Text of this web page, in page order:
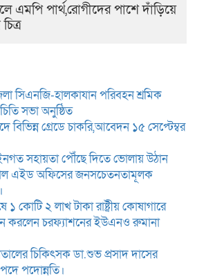
এমপি পার্থ,রোগীদের পাশে দাঁড়িয়ে
সিএনজি-হালকাযান পরিবহন শ্রমিক
সভা অনুষ্ঠিত
বিভিন্ন গ্রেডে চাকরি,আবেদন ১৫ সেপ্টেম্বর
সহায়তা পৌঁছে দিতে ভোলায় উঠান
এইড অফিসের জনসচেতনতামূলক
কোটি ২ লাখ টাকা রাষ্ট্রীয় কোষাগারে
করলেন চরফ্যাশনের ইউএনও রুমানা
চিকিৎসক ডা.শুভ প্রসাদ দাসের
পদোন্নতি।